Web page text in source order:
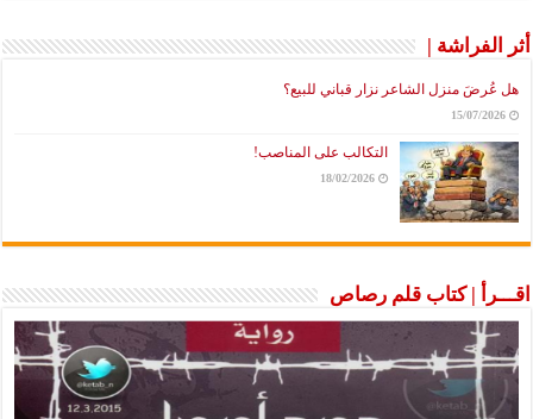
أثر الفراشة |
هل عُرضَ منزل الشاعر نزار قباني للبيع؟
15/07/2026
التكالب على المناصب!
18/02/2026
اقـــرأ | كتاب قلم رصاص